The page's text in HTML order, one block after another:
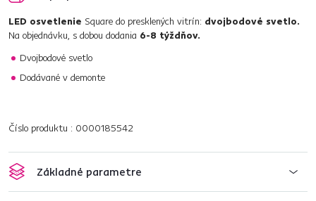
LED osvetlenie Square do presklených vitrín: dvojbodové svetlo.
Na objednávku, s dobou dodania 6-8 týždňov.
Dvojbodové svetlo
Dodávané v demonte
Číslo produktu : 0000185542
Základné parametre